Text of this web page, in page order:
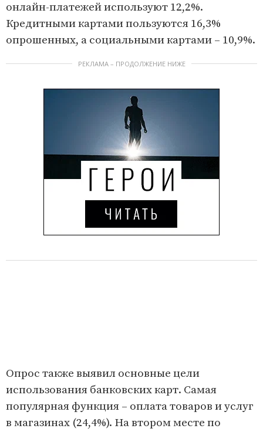
онлайн-платежей используют 12,2%.
Кредитными картами пользуются 16,3%
опрошенных, а социальными картами – 10,9%.
РЕКЛАМА – ПРОДОЛЖЕНИЕ НИЖЕ
Опрос также выявил основные цели
использования банковских карт. Самая
популярная функция – оплата товаров и услуг
в магазинах (24,4%). На втором месте по